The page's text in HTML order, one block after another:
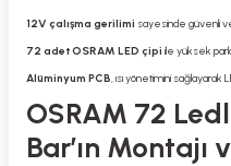
12V çalışma gerilimi sayesinde güvenli
72 adet OSRAM LED çipi ile yüksek
Alüminyum PCB, ısı yönetimini
OSRAM 72
Bar’ın Montajı